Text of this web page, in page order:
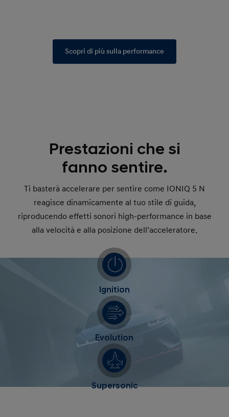
Scopri di più sulla performance
Prestazioni che si
fanno sentire.
Ti basterà accelerare per sentire come IONIQ 5 N
reagisce dinamicamente al tuo stile di guida,
riproducendo effetti sonori high-performance in base
alla velocità e alla posizione dell’acceleratore.
Ignition
Evolution
Supersonic